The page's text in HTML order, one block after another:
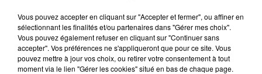
Vous pouvez accepter en cliquant sur "Accepter et fermer", ou affiner en
sélectionnant les finalités et/ou partenaires dans "Gérer mes choix".
Vous pouvez également refuser en cliquant sur "Continuer sans
accepter". Vos préférences ne s'appliqueront que pour ce site. Vous
pouvez mettre à jour vos choix, ou retirer votre consentement à tout
moment via le lien "Gérer les cookies" situé en bas de chaque page.